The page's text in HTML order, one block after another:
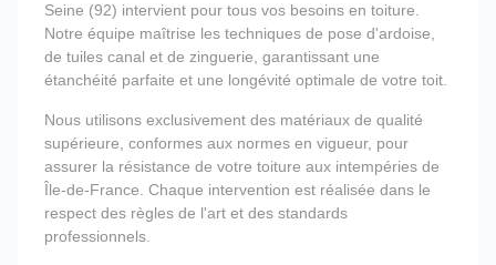
Seine (92) intervient pour tous vos besoins en toiture.
Notre équipe maîtrise les techniques de pose d'ardoise,
de tuiles canal et de zinguerie, garantissant une
étanchéité parfaite et une longévité optimale de votre toit.
Nous utilisons exclusivement des matériaux de qualité
supérieure, conformes aux normes en vigueur, pour
assurer la résistance de votre toiture aux intempéries de
Île-de-France. Chaque intervention est réalisée dans le
respect des règles de l'art et des standards
professionnels.